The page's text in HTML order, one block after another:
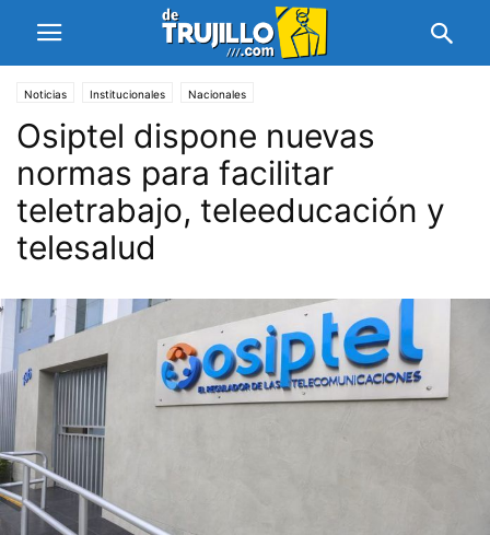
Noticias Institucionales Nacionales
Osiptel dispone nuevas
normas para facilitar
teletrabajo, teleeducación y
telesalud